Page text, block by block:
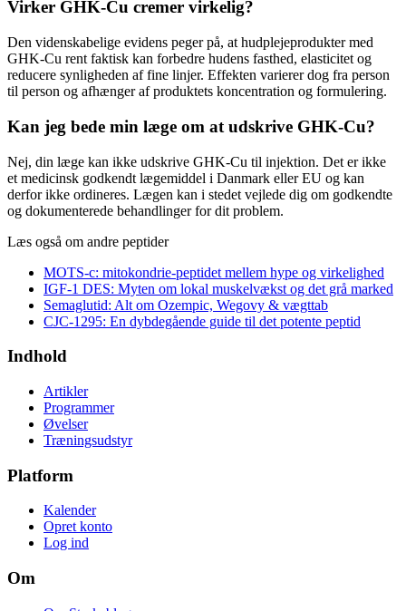
Virker GHK-Cu cremer virkelig?
Den videnskabelige evidens peger på, at hudplejeprodukter med
GHK-Cu rent faktisk kan forbedre hudens fasthed, elasticitet og
reducere synligheden af fine linjer. Effekten varierer dog fra person
til person og afhænger af produktets koncentration og formulering.
Kan jeg bede min læge om at udskrive GHK-Cu?
Nej, din læge kan ikke udskrive GHK-Cu til injektion. Det er ikke
et medicinsk godkendt lægemiddel i Danmark eller EU og kan
derfor ikke ordineres. Lægen kan i stedet vejlede dig om godkendte
og dokumenterede behandlinger for dit problem.
Læs også om andre peptider
MOTS-c: mitokondrie-peptidet mellem hype og virkelighed
IGF-1 DES: Myten om lokal muskelvækst og det grå marked
Semaglutid: Alt om Ozempic, Wegovy & vægttab
CJC-1295: En dybdegående guide til det potente peptid
Indhold
Artikler
Programmer
Øvelser
Træningsudstyr
Platform
Kalender
Opret konto
Log ind
Om